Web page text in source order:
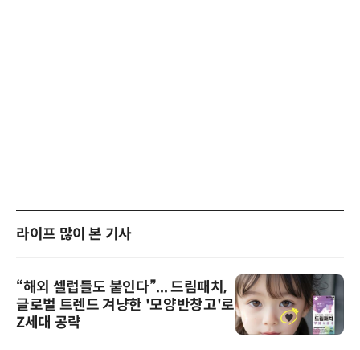
라이프 많이 본 기사
“해외 셀럽들도 붙인다”... 드림패치,
글로벌 트렌드 겨냥한 '모양반창고'로
Z세대 공략